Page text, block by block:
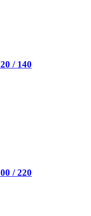
/ 140
/ 220